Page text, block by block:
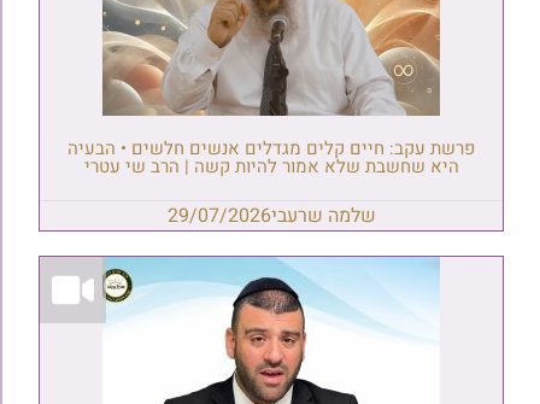
פרשת עקב: חיים קלים מגדלים אנשים חלשים • הבעיה
היא שחשבת שלא אמור להיות קשה | הרב שי עטרי
שלמה שרעבי29/07/2026